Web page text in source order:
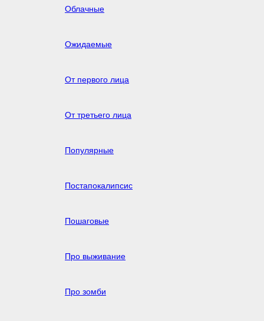
Облачные
Ожидаемые
От первого лица
От третьего лица
Популярные
Постапокалипсис
Пошаговые
Про выживание
Про зомби